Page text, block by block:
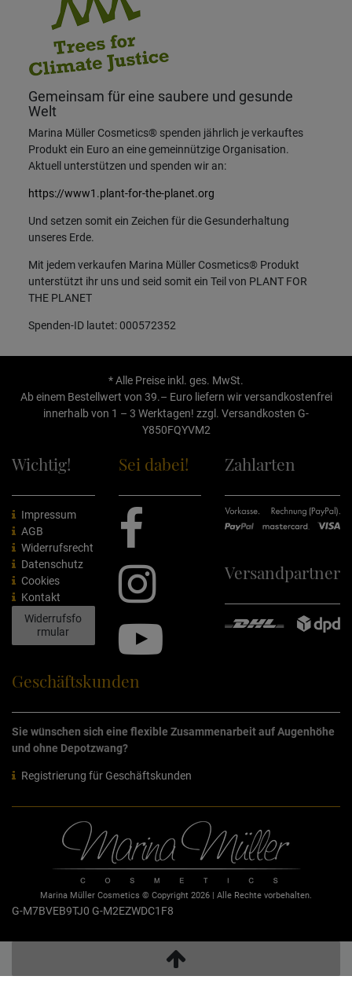
Gemeinsam für eine saubere und gesunde
Welt
Marina Müller Cosmetics® spenden jährlich je verkauftes
Produkt ein Euro an eine gemeinnützige Organisation.
Aktuell unterstützen und spenden wir an:
https://www1.plant-for-the-planet.org
Und setzen somit ein Zeichen für die Gesunderhaltung
unseres Erde.
Mit jedem verkaufen Marina Müller Cosmetics® Produkt
unterstützt ihr uns und seid somit ein Teil von PLANT FOR
THE PLANET
Spenden-ID lautet: 000572352
* Alle Preise inkl. ges. MwSt.
Ab einem Bestellwert von 39.– Euro liefern wir versandkostenfrei
innerhalb von 1 – 3 Werktagen! zzgl. Versandkosten G-
Y850FQYVM2
Wichtig!
Impressum
AGB
Widerrufsrecht
Datenschutz
Cookies
Kontakt
Widerrufsfo
rmular
Sei dabei! Zahlarten
Versandpartner
Geschäftskunden
Sie wünschen sich eine flexible Zusammenarbeit auf Augenhöhe
und ohne Depotzwang?
Registrierung für Geschäftskunden
Marina Müller Cosmetics © Copyright 2026 | Alle Rechte vorbehalten.
G-M7BVEB9TJ0 G-M2EZWDC1F8